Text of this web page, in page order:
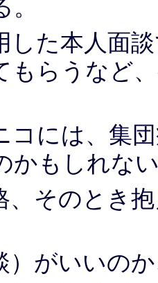
した本人面
もらうなど
コには、集
かもしれな
、そのとき
）がいいの